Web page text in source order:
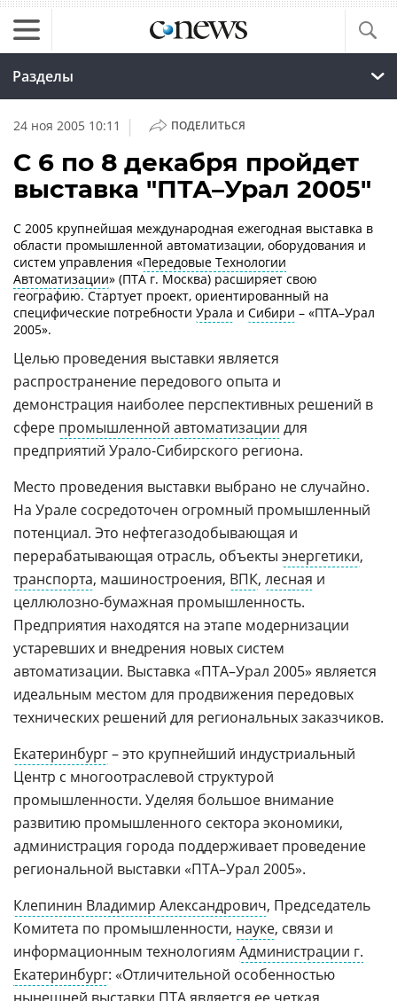
Разделы
24 ноя 2005 10:11 | ПОДЕЛИТЬСЯ
С 6 по 8 декабря пройдет
выставка "ПТА–Урал 2005"
С 2005 крупнейшая международная ежегодная выставка в
области промышленной автоматизации, оборудования и
систем управления «Передовые Технологии
Автоматизации» (ПТА г. Москва) расширяет свою
географию. Стартует проект, ориентированный на
специфические потребности Урала и Сибири – «ПТА–Урал
2005».
Целью проведения выставки является
распространение передового опыта и
демонстрация наиболее перспективных решений в
сфере промышленной автоматизации для
предприятий Урало-Сибирского региона.
Место проведения выставки выбрано не случайно.
На Урале сосредоточен огромный промышленный
потенциал. Это нефтегазодобывающая и
перерабатывающая отрасль, объекты энергетики,
транспорта, машиностроения, ВПК, лесная и
целлюлозно-бумажная промышленность.
Предприятия находятся на этапе модернизации
устаревших и внедрения новых систем
автоматизации. Выставка «ПТА–Урал 2005» является
идеальным местом для продвижения передовых
технических решений для региональных заказчиков.
Екатеринбург– это крупнейший индустриальный
Центр с многоотраслевой структурой
промышленности. Уделяя большое внимание
развитию промышленного сектора экономики,
администрация города поддерживает проведение
региональной выставки «ПТА–Урал 2005».
Клепинин Владимир Александрович, Председатель
Комитета по промышленности, науке, связи и
информационным технологиям Администрации г.
Екатеринбург: «Отличительной особенностью